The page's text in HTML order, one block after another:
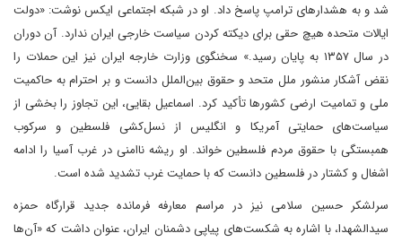
شد و به هشدارهای ترامپ پاسخ داد. او در شبکه اجتماعی ایکس نوشت: «دولت
ایالات متحده هیچ حقی برای دیکته کردن سیاست خارجی ایران ندارد. آن دوران
در سال ۱۳۵۷ به پایان رسید.» سخنگوی وزارت خارجه ایران نیز این حملات را
نقض آشکار منشور ملل متحد و حقوق بین‌الملل دانست و بر احترام به حاکمیت
ملی و تمامیت ارضی کشورها تأکید کرد. اسماعیل بقایی، این تجاوز را بخشی از
سیاست‌های حمایتی آمریکا و انگلیس از نسل‌کشی فلسطین و سرکوب
همبستگی با حقوق مردم فلسطین خواند. او ریشه ناامنی در غرب آسیا را ادامه
اشغال و کشتار در فلسطین دانست که با حمایت غرب تشدید شده است.
سرلشکر حسین سلامی نیز در مراسم معارفه فرمانده جدید قرارگاه حمزه
سیدالشهدا، با اشاره به شکست‌های پیاپی دشمنان ایران، عنوان داشت که «آن‌ها